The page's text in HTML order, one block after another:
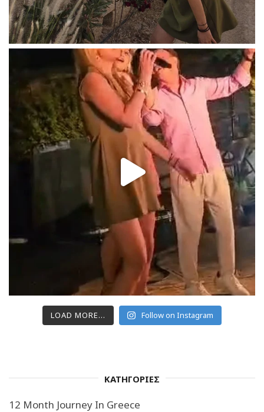
LOAD MORE... Follow on Instagram
ΚΑΤΗΓΟΡΙΕΣ
12 Month Journey In Greece